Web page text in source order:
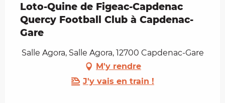
Loto-Quine de Figeac-Capdenac
Quercy Football Club à Capdenac-
Gare
Salle Agora, Salle Agora, 12700 Capdenac-Gare
M'y rendre
J'y vais en train !